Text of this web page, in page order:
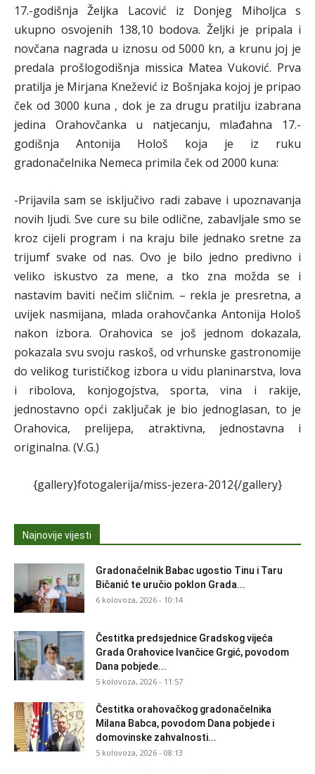
17.-godišnja Željka Lacović iz Donjeg Miholjca s
ukupno osvojenih 138,10 bodova. Željki je pripala i
novčana nagrada u iznosu od 5000 kn, a krunu joj je
predala prošlogodišnja missica Matea Vuković. Prva
pratilja je Mirjana Knežević iz Bošnjaka kojoj je pripao
ček od 3000 kuna , dok je za drugu pratilju izabrana
jedina Orahovčanka u natjecanju, mlađahna 17.-
godišnja Antonija Hološ koja je iz ruku
gradonačelnika Nemeca primila ček od 2000 kuna:
-Prijavila sam se isključivo radi zabave i upoznavanja
novih ljudi. Sve cure su bile odlične, zabavljale smo se
kroz cijeli program i na kraju bile jednako sretne za
trijumf svake od nas. Ovo je bilo jedno predivno i
veliko iskustvo za mene, a tko zna možda se i
nastavim baviti nečim sličnim. – rekla je presretna, a
uvijek nasmijana, mlada orahovčanka Antonija Hološ
nakon izbora. Orahovica se još jednom dokazala,
pokazala svu svoju raskoš, od vrhunske gastronomije
do velikog turističkog izbora u vidu planinarstva, lova
i ribolova, konjogojstva, sporta, vina i rakije,
jednostavno opći zaključak je bio jednoglasan, to je
Orahovica, prelijepa, atraktivna, jednostavna i
originalna. (V.G.)
{gallery}fotogalerija/miss-jezera-2012{/gallery}
Najnovije vijesti
Gradonačelnik Babac ugostio Tinu i Taru
Bičanić te uručio poklon Grada...
6 kolovoza, 2026 - 10:14
Čestitka predsjednice Gradskog vijeća
Grada Orahovice Ivančice Grgić, povodom
Dana pobjede...
5 kolovoza, 2026 - 11:57
Čestitka orahovačkog gradonačelnika
Milana Babca, povodom Dana pobjede i
domovinske zahvalnosti...
5 kolovoza, 2026 - 08:13